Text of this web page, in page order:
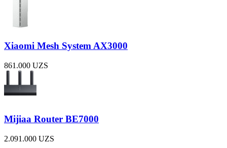
Xiaomi Mesh System AX3000
861.000 UZS
Mijiaa Router BE7000
2.091.000 UZS